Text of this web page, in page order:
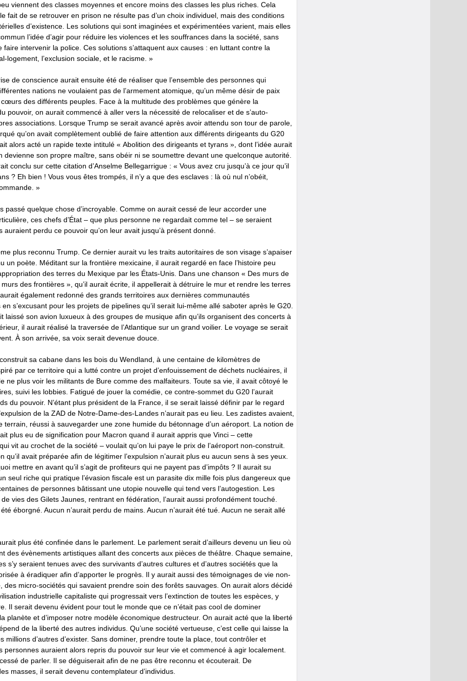
viennent des classes moyennes et encore moins des classes les plus riches. Cela
fait de se retrouver en prison ne résulte pas d’un choix individuel, mais des conditions
d’existence. Les solutions qui sont imaginées et expérimentées varient, mais elles
l’idée d’agir pour réduire les violences et les souffrances dans la société, sans
faire intervenir la police. Ces solutions s’attaquent aux causes : en luttant contre la
logement, l’exclusion sociale, et le racisme. »
de conscience aurait ensuite été de réaliser que l’ensemble des personnes qui
nations ne voulaient pas de l’armement atomique, qu’un même désir de paix
des différents peuples. Face à la multitude des problèmes que génère la
pouvoir, on aurait commencé à aller vers la nécessité de relocaliser et de s’auto-
associations. Lorsque Trump se serait avancé après avoir attendu son tour de parole,
qu’on avait complètement oublié de faire attention aux différents dirigeants du G20
alors acté un rapide texte intitulé « Abolition des dirigeants et tyrans », dont l’idée aurait
devienne son propre maître, sans obéir ni se soumettre devant une quelconque autorité.
conclu sur cette citation d’Anselme Bellegarrigue : « Vous avez cru jusqu’à ce jour qu’il
? Eh bien ! Vous vous êtes trompés, il n’y a que des esclaves : là où nul n’obéit,
»
passé quelque chose d’incroyable. Comme on aurait cessé de leur accorder une
ces chefs d’État – que plus personne ne regardait comme tel – se seraient
auraient perdu ce pouvoir qu’on leur avait jusqu’à présent donné.
plus reconnu Trump. Ce dernier aurait vu les traits autoritaires de son visage s’apaiser
un poète. Méditant sur la frontière mexicaine, il aurait regardé en face l’histoire peu
des terres du Mexique par les États-Unis. Dans une chanson « Des murs de
des frontières », qu’il aurait écrite, il appellerait à détruire le mur et rendre les terres
également redonné des grands territoires aux dernières communautés
s’excusant pour les projets de pipelines qu’il serait lui-même allé saboter après le G20.
laissé son avion luxueux à des groupes de musique afin qu’ils organisent des concerts à
il aurait réalisé la traversée de l’Atlantique sur un grand voilier. Le voyage se serait
À son arrivée, sa voix serait devenue douce.
sa cabane dans les bois du Wendland, à une centaine de kilomètres de
par ce territoire qui a lutté contre un projet d’enfouissement de déchets nucléaires, il
ne plus voir les militants de Bure comme des malfaiteurs. Toute sa vie, il avait côtoyé le
suivi les lobbies. Fatigué de jouer la comédie, ce contre-sommet du G20 l’aurait
du pouvoir. N’étant plus président de la France, il se serait laissé définir par le regard
de la ZAD de Notre-Dame-des-Landes n’aurait pas eu lieu. Les zadistes avaient,
terrain, réussi à sauvegarder une zone humide du bétonnage d’un aéroport. La notion de
plus eu de signification pour Macron quand il aurait appris que Vinci – cette
vit au crochet de la société – voulait qu’on lui paye le prix de l’aéroport non-construit.
qu’il avait préparée afin de légitimer l’expulsion n’aurait plus eu aucun sens à ses yeux.
mettre en avant qu’il s’agit de profiteurs qui ne payent pas d’impôts ? Il aurait su
seul riche qui pratique l’évasion fiscale est un parasite dix mille fois plus dangereux que
de personnes bâtissant une utopie nouvelle qui tend vers l’autogestion. Les
vies des Gilets Jaunes, rentrant en fédération, l’aurait aussi profondément touché.
éborgné. Aucun n’aurait perdu de mains. Aucun n’aurait été tué. Aucun ne serait allé
plus été confinée dans le parlement. Le parlement serait d’ailleurs devenu un lieu où
des évènements artistiques allant des concerts aux pièces de théâtre. Chaque semaine,
s’y seraient tenues avec des survivants d’autres cultures et d’autres sociétés que la
à éradiquer afin d’apporter le progrès. Il y aurait aussi des témoignages de vie non-
des micro-sociétés qui savaient prendre soin des forêts sauvages. On aurait alors décidé
industrielle capitaliste qui progressait vers l’extinction de toutes les espèces, y
Il serait devenu évident pour tout le monde que ce n’était pas cool de dominer
planète et d’imposer notre modèle économique destructeur. On aurait acté que la liberté
de la liberté des autres individus. Qu’une société vertueuse, c’est celle qui laisse la
millions d’autres d’exister. Sans dominer, prendre toute la place, tout contrôler et
personnes auraient alors repris du pouvoir sur leur vie et commencé à agir localement.
de parler. Il se déguiserait afin de ne pas être reconnu et écouterait. De
masses, il serait devenu contemplateur d’individus.